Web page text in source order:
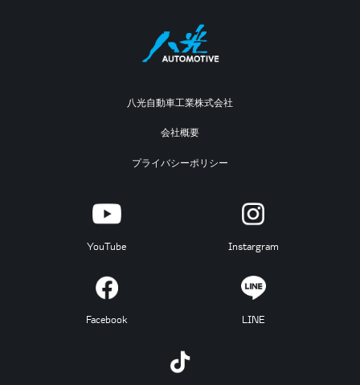
八光自動車工業株式会社
会社概要
プライバシーポリシー
YouTube Instargram
Facebook LINE